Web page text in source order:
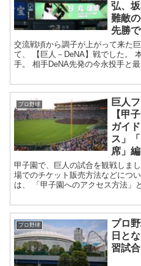
弘、
難敵
先勝で
交流戦頃から調子が上がって来た
て、 【巨人－DeNA】戦でした。
手。 相手DeNA先発の今永投手と
プロ野球
巨人
【甲
ガイ
ス」
席」編
甲子園で、巨人の試合を観戦しま
場でのチケット販売方法などにつ
は、 「甲子園へのアクセス方法」
プロ野球
プロ
日と
習試